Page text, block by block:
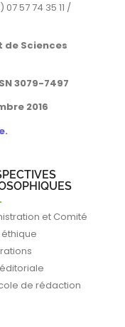
57 74 35 11 /
de Sciences
3079-7497
2016
.
et Comité
de rédaction